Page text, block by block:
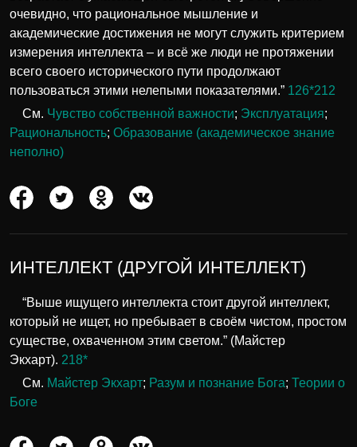
очевидно, что рациональное мышление и
академические достижения не могут служить критерием
измерения интеллекта – и всё же люди не протяжении
всего своего исторического пути продолжают
пользоваться этими нелепыми показателями.” 126*212
См. Чувство собственной важности; Эксплуатация;
Рациональность; Образование (академическое знание
неполно)
ИНТЕЛЛЕКТ (ДРУГОЙ ИНТЕЛЛЕКТ)
“Выше ищущего интеллекта стоит другой интеллект,
который не ищет, но пребывает в своём чистом, простом
существе, охваченном этим светом.” (Майстер
Экхарт). 218*
См. Майстер Экхарт; Разум и познание Бога; Теории о
Боге